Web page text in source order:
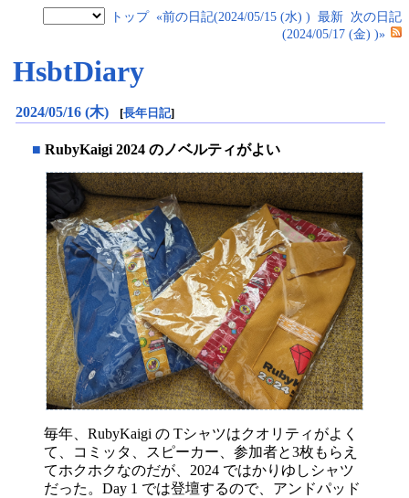
トップ «前の日記(2024/05/15 (水) ) 最新 次の日記
(2024/05/17 (金) )»
HsbtDiary
2024/05/16 (木) [長年日記]
■ RubyKaigi 2024 のノベルティがよい
毎年、RubyKaigi の Tシャツはクオリティがよく
て、コミッタ、スピーカー、参加者と3枚もらえ
てホクホクなのだが、2024 ではかりゆしシャツ
だった。Day 1 では登壇するので、アンドパッド